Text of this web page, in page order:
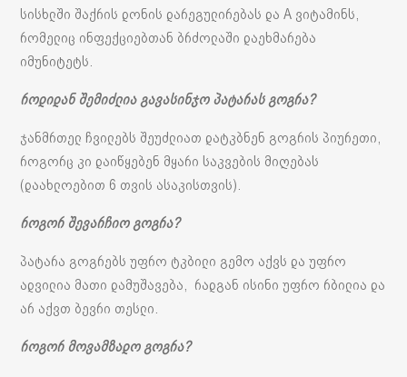
სისხლში შაქრის დონის დარეგულირებას და A ვიტამინს,
რომელიც ინფექციებთან ბრძოლაში დაეხმარება
იმუნიტეტს.
როდიდან შემიძლია გავასინჯო პატარას გოგრა?
ჯანმრთელ ჩვილებს შეუძლიათ დატკბნენ გოგრის პიურეთი,
როგორც კი დაიწყებენ მყარი საკვების მიღებას
(დაახლოებით 6 თვის ასაკისთვის).
როგორ შევარჩიო გოგრა?
პატარა გოგრებს უფრო ტკბილი გემო აქვს და უფრო
ადვილია მათი დამუშავება, რადგან ისინი უფრო რბილია და
არ აქვთ ბევრი თესლი.
როგორ მოვამზადო გოგრა?